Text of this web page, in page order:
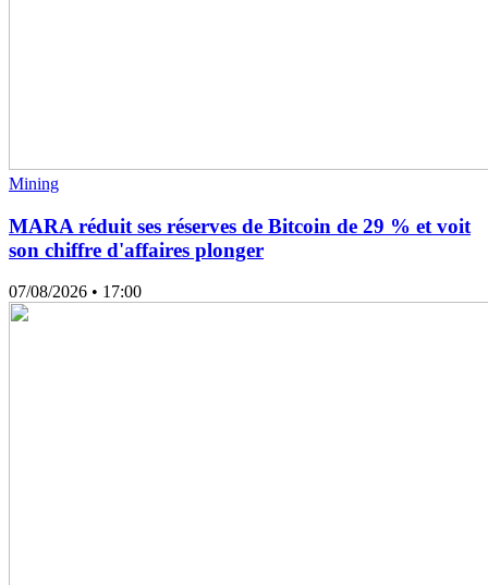
Mining
MARA réduit ses réserves de Bitcoin de 29 % et voit
son chiffre d'affaires plonger
07/08/2026 • 17:00